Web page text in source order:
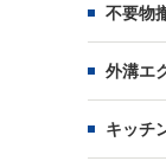
不要物
外溝エ
キッチ